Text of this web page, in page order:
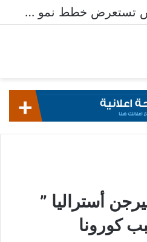
إي اف چي فاينانس تستعرض خطط نمو «بلد» لتعزيز حضورها في سوق تحويلات المصريين بالخارج
أستراليا ”
كورونا